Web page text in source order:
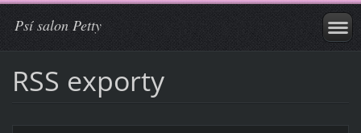
Psí salon Petty
RSS exporty